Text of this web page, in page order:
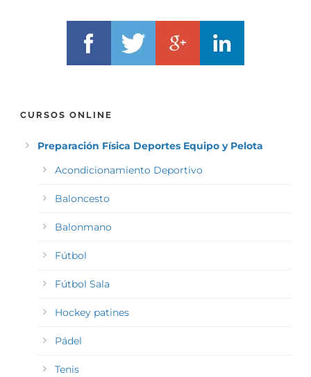
CURSOS ONLINE
Preparación Física Deportes Equipo y Pelota
Acondicionamiento Deportivo
Baloncesto
Balonmano
Fútbol
Fútbol Sala
Hockey patines
Pádel
Tenis